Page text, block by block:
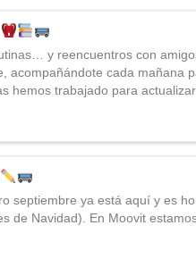
y reencuentros con
acompañándote cada mañana
hemos trabajado para
septiembre ya está aquí y es
de Navidad). En Moovit